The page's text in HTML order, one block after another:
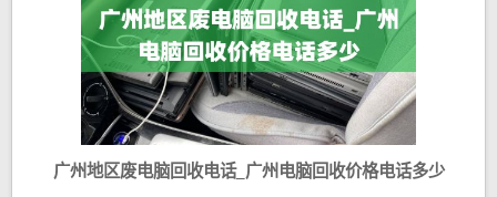
广州地区废电脑回收电话_广州电脑回收价格电话多少